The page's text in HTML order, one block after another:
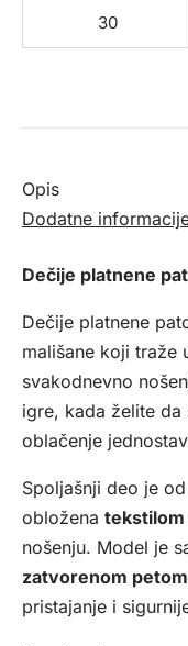
30
Opis
Dodatne
Dečije platnene
Dečije platnene
mališane koji traže
svakodnevno
igre, kada želite
oblačenje
Spoljašnji deo je od
obložena tekstilom
nošenju. Model je
zatvorenom petom
pristajanje i